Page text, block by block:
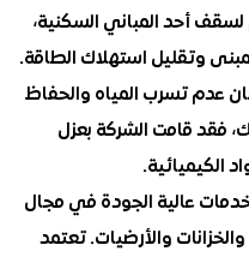
المباني السكنية،
استهلاك الطاقة.
المياه والحفاظ
الشركة بعزل
الجودة في مجال
والأرضيات. تعتمد